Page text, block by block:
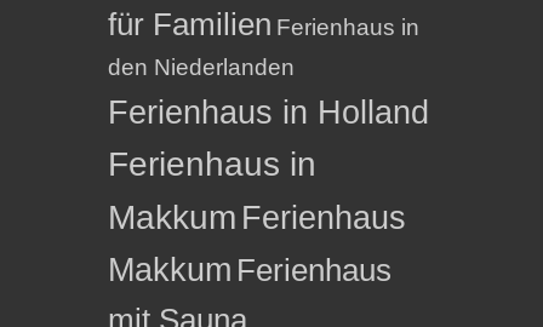
für Familien Ferienhaus in
den Niederlanden
Ferienhaus in Holland
Ferienhaus in
Makkum Ferienhaus
Makkum Ferienhaus